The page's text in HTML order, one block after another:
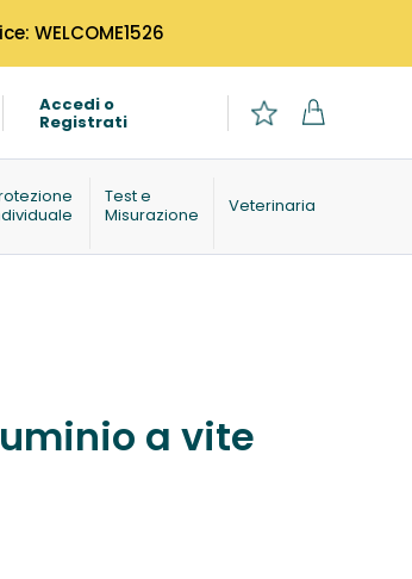
WELCOME1526
Accedi o
Registrati
Test e
Misurazione
Veterinaria
a vite